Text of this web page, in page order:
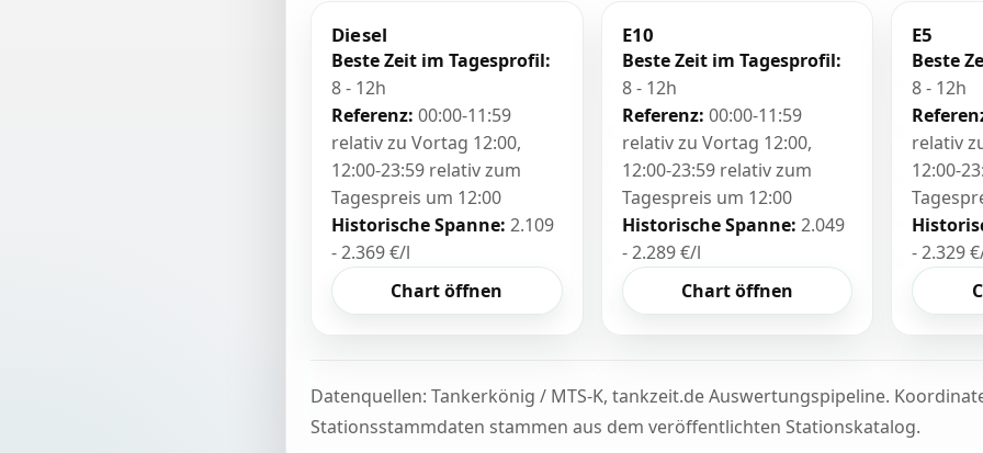
Diesel
Beste Zeit im Tagesprofil:
8 - 12h
Referenz: 00:00-11:59
relativ zu Vortag 12:00,
12:00-23:59 relativ zum
Tagespreis um 12:00
Historische Spanne: 2.109
- 2.369 €/l
Chart öffnen
E10
Beste Zeit im Tagesprofil:
8 - 12h
Referenz: 00:00-11:59
relativ zu Vortag 12:00,
12:00-23:59 relativ zum
Tagespreis um 12:00
Historische Spanne: 2.049
- 2.289 €/l
Chart öffnen
E5
Beste
8 - 12h
relativ
12:00-
- 2.329
Datenquellen: Tankerkönig / MTS-K, tankzeit.de Auswertungspipeline.
Stationsstammdaten stammen aus dem veröffentlichten Stationskatalog.